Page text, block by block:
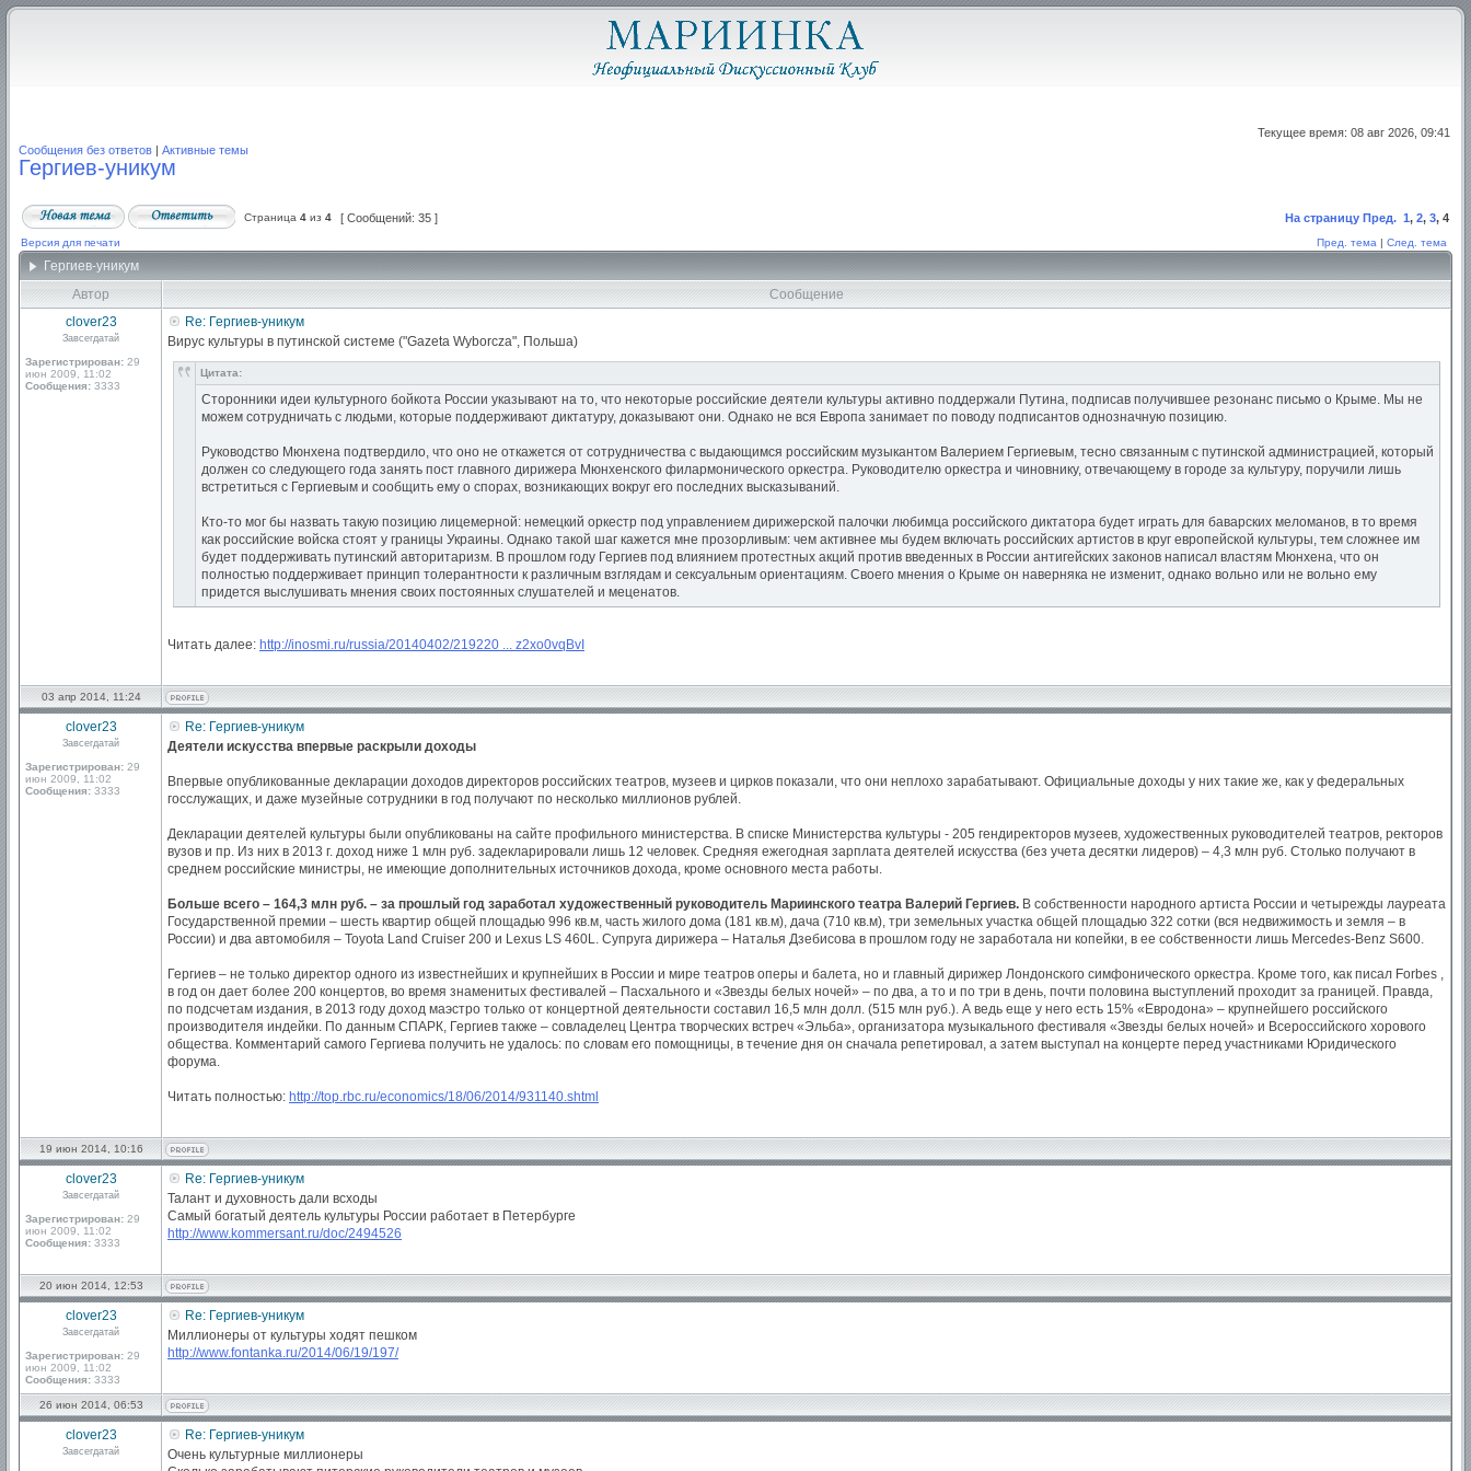
Текущее время: 08 авг 2026, 09:41
Сообщения без ответов | Активные темы
Гергиев-уникум
Страница 4 из 4 [ Сообщений: 35 ] На страницу Пред. 1, 2, 3, 4
Версия для печати Пред. тема | След. тема
Гергиев-уникум
Автор
Сообщение
clover23
Завсегдатай
Зарегистрирован: 29
июн 2009, 11:02
Сообщения: 3333
Re: Гергиев-уникум
Вирус культуры в путинской системе ("Gazeta Wyborcza", Польша)
Цитата:
Сторонники идеи культурного бойкота России указывают на то, что некоторые российские деятели культуры активно поддержали Путина, подписав получившее резонанс письмо о Крыме. Мы не
можем сотрудничать с людьми, которые поддерживают диктатуру, доказывают они. Однако не вся Европа занимает по поводу подписантов однозначную позицию.
Руководство Мюнхена подтвердило, что оно не откажется от сотрудничества с выдающимся российским музыкантом Валерием Гергиевым, тесно связанным с путинской администрацией, который
должен со следующего года занять пост главного дирижера Мюнхенского филармонического оркестра. Руководителю оркестра и чиновнику, отвечающему в городе за культуру, поручили лишь
встретиться с Гергиевым и сообщить ему о спорах, возникающих вокруг его последних высказываний.
Кто-то мог бы назвать такую позицию лицемерной: немецкий оркестр под управлением дирижерской палочки любимца российского диктатора будет играть для баварских меломанов, в то время
как российские войска стоят у границы Украины. Однако такой шаг кажется мне прозорливым: чем активнее мы будем включать российских артистов в круг европейской культуры, тем сложнее им
будет поддерживать путинский авторитаризм. В прошлом году Гергиев под влиянием протестных акций против введенных в России антигейских законов написал властям Мюнхена, что он
полностью поддерживает принцип толерантности к различным взглядам и сексуальным ориентациям. Своего мнения о Крыме он наверняка не изменит, однако вольно или не вольно ему
придется выслушивать мнения своих постоянных слушателей и меценатов.
Читать далее: http://inosmi.ru/russia/20140402/219220 ... z2xo0vqBvI
03 апр 2014, 11:24
clover23
Завсегдатай
Зарегистрирован: 29
июн 2009, 11:02
Сообщения: 3333
Re: Гергиев-уникум
Деятели искусства впервые раскрыли доходы
Впервые опубликованные декларации доходов директоров российских театров, музеев и цирков показали, что они неплохо зарабатывают. Официальные доходы у них такие же, как у федеральных
госслужащих, и даже музейные сотрудники в год получают по несколько миллионов рублей.
Декларации деятелей культуры были опубликованы на сайте профильного министерства. В списке Министерства культуры - 205 гендиректоров музеев, художественных руководителей театров, ректоров
вузов и пр. Из них в 2013 г. доход ниже 1 млн руб. задекларировали лишь 12 человек. Средняя ежегодная зарплата деятелей искусства (без учета десятки лидеров) – 4,3 млн руб. Столько получают в
среднем российские министры, не имеющие дополнительных источников дохода, кроме основного места работы.
Больше всего – 164,3 млн руб. – за прошлый год заработал художественный руководитель Мариинского театра Валерий Гергиев. В собственности народного артиста России и четырежды лауреата
Государственной премии – шесть квартир общей площадью 996 кв.м, часть жилого дома (181 кв.м), дача (710 кв.м), три земельных участка общей площадью 322 сотки (вся недвижимость и земля – в
России) и два автомобиля – Toyota Land Cruiser 200 и Lexus LS 460L. Супруга дирижера – Наталья Дзебисова в прошлом году не заработала ни копейки, в ее собственности лишь Mercedes-Benz S600.
Гергиев – не только директор одного из известнейших и крупнейших в России и мире театров оперы и балета, но и главный дирижер Лондонского симфонического оркестра. Кроме того, как писал Forbes ,
в год он дает более 200 концертов, во время знаменитых фестивалей – Пасхального и «Звезды белых ночей» – по два, а то и по три в день, почти половина выступлений проходит за границей. Правда,
по подсчетам издания, в 2013 году доход маэстро только от концертной деятельности составил 16,5 млн долл. (515 млн руб.). А ведь еще у него есть 15% «Евродона» – крупнейшего российского
производителя индейки. По данным СПАРК, Гергиев также – совладелец Центра творческих встреч «Эльба», организатора музыкального фестиваля «Звезды белых ночей» и Всероссийского хорового
общества. Комментарий самого Гергиева получить не удалось: по словам его помощницы, в течение дня он сначала репетировал, а затем выступал на концерте перед участниками Юридического
форума.
Читать полностью: http://top.rbc.ru/economics/18/06/2014/931140.shtml
19 июн 2014, 10:16
clover23
Завсегдатай
Зарегистрирован: 29
июн 2009, 11:02
Сообщения: 3333
Re: Гергиев-уникум
Талант и духовность дали всходы
Самый богатый деятель культуры России работает в Петербурге
http://www.kommersant.ru/doc/2494526
20 июн 2014, 12:53
clover23
Завсегдатай
Зарегистрирован: 29
июн 2009, 11:02
Сообщения: 3333
Re: Гергиев-уникум
Миллионеры от культуры ходят пешком
http://www.fontanka.ru/2014/06/19/197/
26 июн 2014, 06:53
clover23
Завсегдатай
Re: Гергиев-уникум
Очень культурные миллионеры